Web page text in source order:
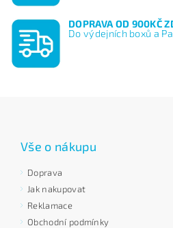
DOPRAVA OD 900KČ
Do výdejních boxů a
Vše o nákupu
Doprava
Jak nakupovat
Reklamace
Obchodní podmínky